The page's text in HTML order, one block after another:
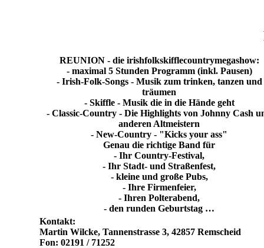
REUNION - die irishfolkskifflecountrymegashow:
- maximal 5 Stunden Programm (inkl. Pausen)
- Irish-Folk-Songs - Musik zum trinken, tanzen und
träumen
- Skiffle - Musik die in die Hände geht
- Classic-Country - Die Highlights von Johnny Cash
anderen Altmeistern
- New-Country - "Kicks your ass"
Genau die richtige Band für
- Ihr Country-Festival,
- Ihr Stadt- und Straßenfest,
- kleine und große Pubs,
- Ihre Firmenfeier,
- Ihren Polterabend,
- den runden Geburtstag …
Kontakt:
Martin Wilcke, Tannenstrasse 3, 42857 Remscheid
Fon: 02191 / 71252